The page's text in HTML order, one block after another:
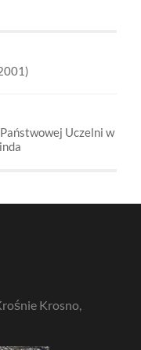
Uczelni w
Krosno,